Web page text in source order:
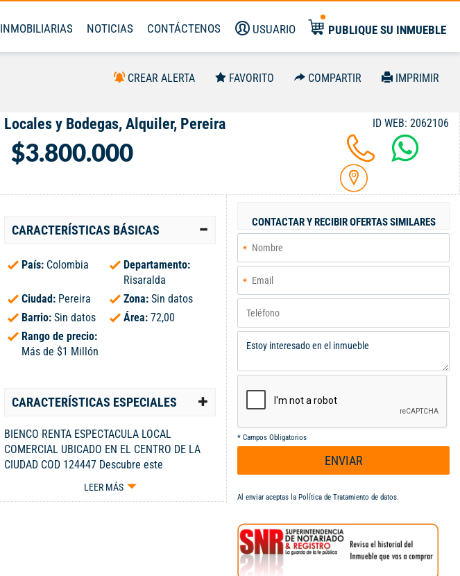
INMOBILIARIAS NOTICIAS CONTÁCTENOS USUARIO PUBLIQUE SU INMUEBLE
CREAR ALERTA FAVORITO COMPARTIR IMPRIMIR
Locales y Bodegas, Alquiler, Pereira
$3.800.000
ID WEB: 2062106
CARACTERÍSTICAS BÁSICAS
País: Colombia
Departamento:
Risaralda
Ciudad: Pereira Zona: Sin datos
Barrio: Sin datos Área: 72,00
Rango de precio:
Más de $1 Millón
CARACTERÍSTICAS ESPECIALES
BIENCO RENTA ESPECTACULA LOCAL
COMERCIAL UBICADO EN EL CENTRO DE LA
CIUDAD COD 124447 Descubre este
espectacular local comercial, cuenta con 72
metros cuadrados, 2 baños, cuarto de deposito,
LEER MÁS
CONTACTAR Y RECIBIR OFERTAS SIMILARES
* Campos Obligatorios
ENVIAR
Al enviar aceptas la Política de Tratamiento de datos.